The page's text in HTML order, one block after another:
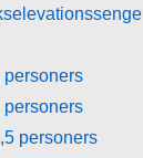
personers
personers
personers